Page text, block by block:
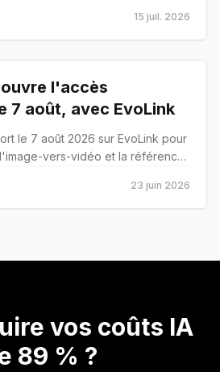
15 juil. 2026
l'accès
7 août, avec EvoLink
le 7 août 2026 sur EvoLink pour
vers-vidéo et la référence-
23 juin 2026
vos coûts IA
89 % ?